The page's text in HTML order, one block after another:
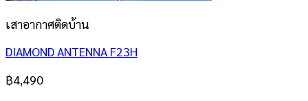
เสาอากาศติดบ้าน
DIAMOND ANTENNA F23H
฿4,490